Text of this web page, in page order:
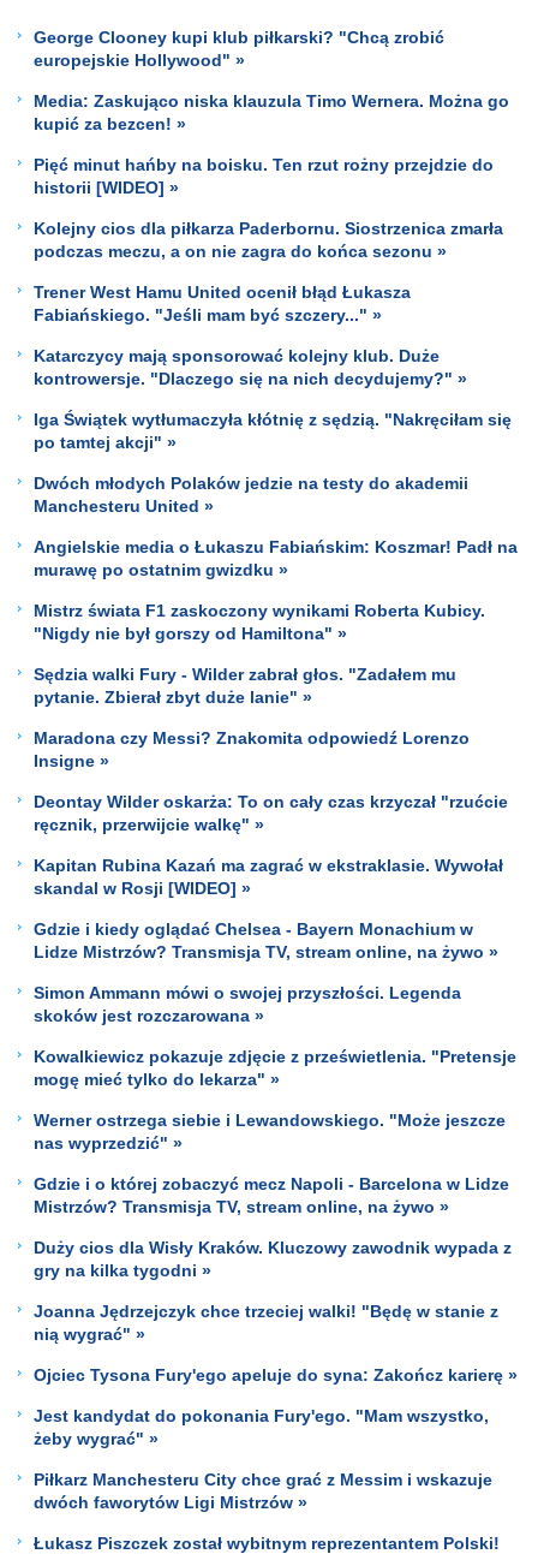
George Clooney kupi klub piłkarski? "Chcą zrobić
europejskie Hollywood" »
Media: Zaskująco niska klauzula Timo Wernera. Można go
kupić za bezcen! »
Pięć minut hańby na boisku. Ten rzut rożny przejdzie do
historii [WIDEO] »
Kolejny cios dla piłkarza Paderbornu. Siostrzenica zmarła
podczas meczu, a on nie zagra do końca sezonu »
Trener West Hamu United ocenił błąd Łukasza
Fabiańskiego. "Jeśli mam być szczery..." »
Katarczycy mają sponsorować kolejny klub. Duże
kontrowersje. "Dlaczego się na nich decydujemy?" »
Iga Świątek wytłumaczyła kłótnię z sędzią. "Nakręciłam się
po tamtej akcji" »
Dwóch młodych Polaków jedzie na testy do akademii
Manchesteru United »
Angielskie media o Łukaszu Fabiańskim: Koszmar! Padł na
murawę po ostatnim gwizdku »
Mistrz świata F1 zaskoczony wynikami Roberta Kubicy.
"Nigdy nie był gorszy od Hamiltona" »
Sędzia walki Fury - Wilder zabrał głos. "Zadałem mu
pytanie. Zbierał zbyt duże lanie" »
Maradona czy Messi? Znakomita odpowiedź Lorenzo
Insigne »
Deontay Wilder oskarża: To on cały czas krzyczał "rzućcie
ręcznik, przerwijcie walkę" »
Kapitan Rubina Kazań ma zagrać w ekstraklasie. Wywołał
skandal w Rosji [WIDEO] »
Gdzie i kiedy oglądać Chelsea - Bayern Monachium w
Lidze Mistrzów? Transmisja TV, stream online, na żywo »
Simon Ammann mówi o swojej przyszłości. Legenda
skoków jest rozczarowana »
Kowalkiewicz pokazuje zdjęcie z prześwietlenia. "Pretensje
mogę mieć tylko do lekarza" »
Werner ostrzega siebie i Lewandowskiego. "Może jeszcze
nas wyprzedzić" »
Gdzie i o której zobaczyć mecz Napoli - Barcelona w Lidze
Mistrzów? Transmisja TV, stream online, na żywo »
Duży cios dla Wisły Kraków. Kluczowy zawodnik wypada z
gry na kilka tygodni »
Joanna Jędrzejczyk chce trzeciej walki! "Będę w stanie z
nią wygrać" »
Ojciec Tysona Fury'ego apeluje do syna: Zakończ karierę »
Jest kandydat do pokonania Fury'ego. "Mam wszystko,
żeby wygrać" »
Piłkarz Manchesteru City chce grać z Messim i wskazuje
dwóch faworytów Ligi Mistrzów »
Łukasz Piszczek został wybitnym reprezentantem Polski!